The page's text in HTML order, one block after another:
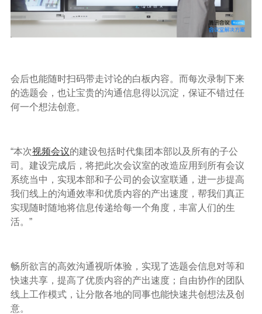
会后也能随时扫码带走讨论的白板内容。而每次录制下来
的选题会，也让宝贵的沟通信息得以沉淀，保证不错过任
何一个想法创意。
“本次视频会议的建设包括时代集团本部以及所有的子公
司。建设完成后，将把此次会议室的改造应用到所有会议
系统当中，实现本部和子公司的会议室联通，进一步提高
我们线上的沟通效率和优质内容的产出速度，帮我们真正
实现随时随地将信息传递给每一个角度，丰富人们的生
活。”
畅所欲言的高效沟通视听体验，实现了选题会信息对等和
快速共享，提高了优质内容的产出速度；自由协作的团队
线上工作模式，让分散各地的同事也能快速共创想法及创
意。